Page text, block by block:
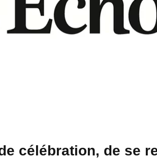
célébration, de se